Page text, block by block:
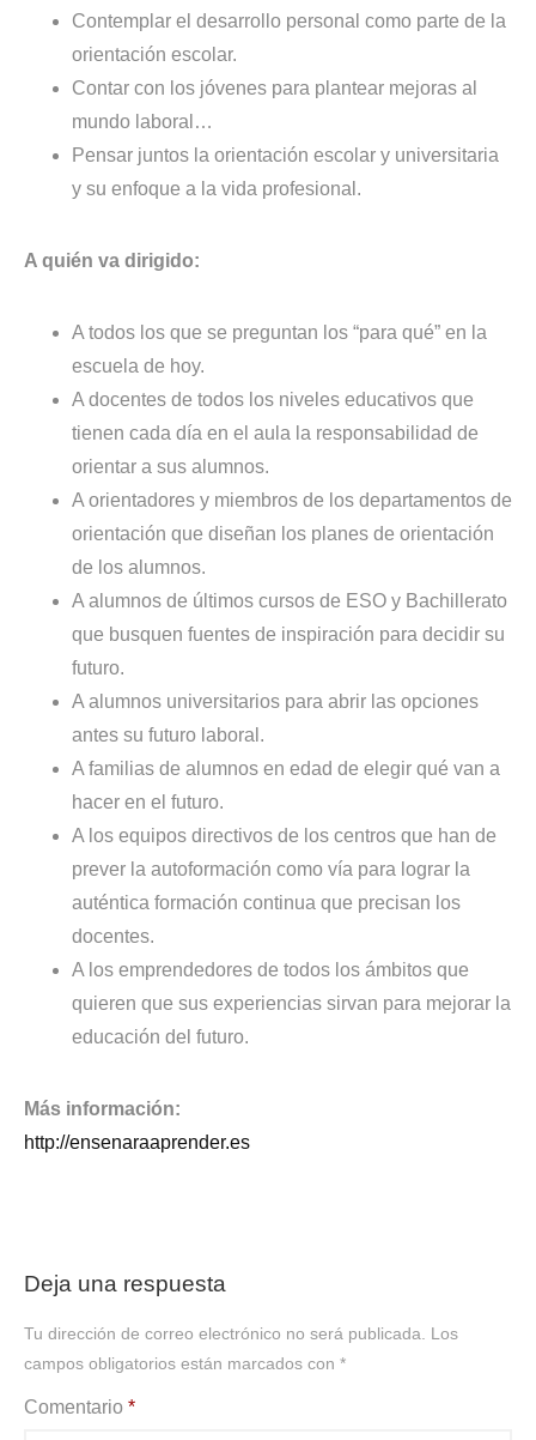
Contemplar el desarrollo personal como parte de la
orientación escolar.
Contar con los jóvenes para plantear mejoras al
mundo laboral…
Pensar juntos la orientación escolar y universitaria
y su enfoque a la vida profesional.
A quién va dirigido:
A todos los que se preguntan los “para qué” en la
escuela de hoy.
A docentes de todos los niveles educativos que
tienen cada día en el aula la responsabilidad de
orientar a sus alumnos.
A orientadores y miembros de los departamentos de
orientación que diseñan los planes de orientación
de los alumnos.
A alumnos de últimos cursos de ESO y Bachillerato
que busquen fuentes de inspiración para decidir su
futuro.
A alumnos universitarios para abrir las opciones
antes su futuro laboral.
A familias de alumnos en edad de elegir qué van a
hacer en el futuro.
A los equipos directivos de los centros que han de
prever la autoformación como vía para lograr la
auténtica formación continua que precisan los
docentes.
A los emprendedores de todos los ámbitos que
quieren que sus experiencias sirvan para mejorar la
educación del futuro.
Más información:
http://ensenaraaprender.es
Deja una respuesta
Tu dirección de correo electrónico no será publicada. Los
campos obligatorios están marcados con *
Comentario *